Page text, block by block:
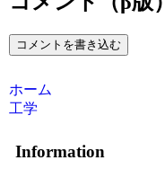
コメントを書き込む
ホーム
工学
Information